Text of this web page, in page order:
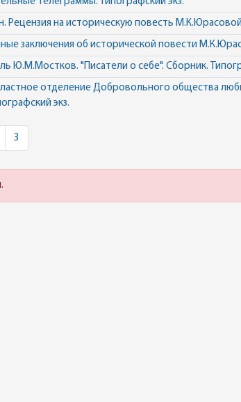
Рецензия на историческую повесть
заключения об исторической повести
Ю.М.Мостков. "Писатели о себе". Сборник.
отделение Добровольного общества
экз.
3